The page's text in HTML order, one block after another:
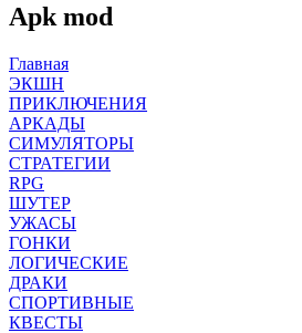
Apk mod
Главная
ЭКШН
ПРИКЛЮЧЕНИЯ
АРКАДЫ
СИМУЛЯТОРЫ
СТРАТЕГИИ
RPG
ШУТЕР
УЖАСЫ
ГОНКИ
ЛОГИЧЕСКИЕ
ДРАКИ
СПОРТИВНЫЕ
КВЕСТЫ